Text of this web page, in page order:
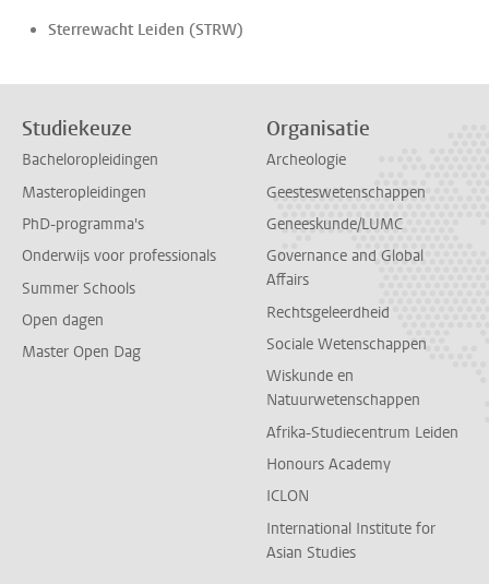
Sterrewacht Leiden (STRW)
Studiekeuze
Bacheloropleidingen
Masteropleidingen
PhD-programma's
Onderwijs voor professionals
Summer Schools
Open dagen
Master Open Dag
Organisatie
Archeologie
Geesteswetenschappen
Geneeskunde/LUMC
Governance and Global
Affairs
Rechtsgeleerdheid
Sociale Wetenschappen
Wiskunde en
Natuurwetenschappen
Afrika-Studiecentrum Leiden
Honours Academy
ICLON
International Institute for
Asian Studies